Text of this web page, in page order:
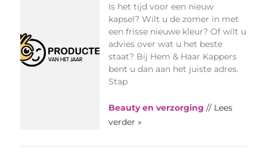
Is het tijd voor een nieuw
kapsel? Wilt u de zomer in met
een frisse nieuwe kleur? Of wilt u
advies over wat u het beste
staat? Bij Hem & Haar Kappers
bent u dan aan het juiste adres.
Stap
Beauty en verzorging // Lees
verder »